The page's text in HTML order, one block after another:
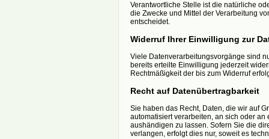
Verantwortliche Stelle ist die natürliche
die Zwecke und Mittel der Verarbeitung
entscheidet.
Widerruf Ihrer Einwilligung zur
Viele Datenverarbeitungsvorgänge sind
bereits erteilte Einwilligung jederzeit
Rechtmäßigkeit der bis zum Widerruf
Recht auf Datenübertragbarkeit
Sie haben das Recht, Daten, die wir auf
automatisiert verarbeiten, an sich oder
aushändigen zu lassen. Sofern Sie die
verlangen, erfolgt dies nur, soweit es